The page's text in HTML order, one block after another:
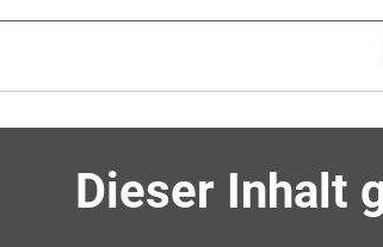
Dieser Inhalt